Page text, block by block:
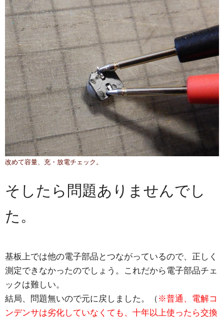
改めて容量、充・放電チェック。
そしたら問題ありませんでし
た。
基板上では他の電子部品とつながっているので、正しく
測定できなかったのでしょう。これだから電子部品チェ
ックは難しい。
結局、問題無いので元に戻しました。（ ※普通、電解コ
ンデンサは劣化していなくても、十年以上使ったら交換